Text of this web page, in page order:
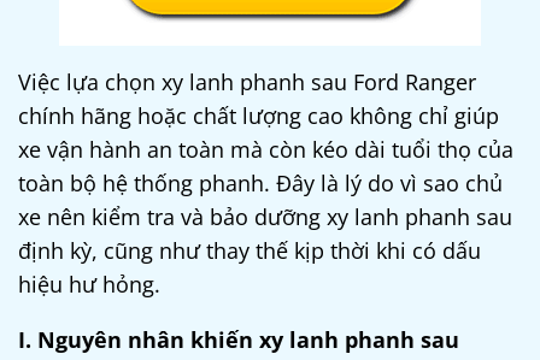
Việc lựa chọn xy lanh phanh sau Ford Ranger
chính hãng hoặc chất lượng cao không chỉ giúp
xe vận hành an toàn mà còn kéo dài tuổi thọ của
toàn bộ hệ thống phanh. Đây là lý do vì sao chủ
xe nên kiểm tra và bảo dưỡng xy lanh phanh sau
định kỳ, cũng như thay thế kịp thời khi có dấu
hiệu hư hỏng.
I. Nguyên nhân khiến xy lanh phanh sau